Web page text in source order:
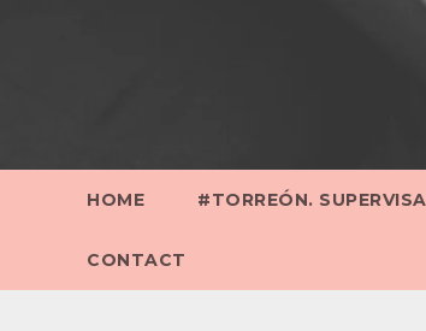
HOME #TORREÓN.
CONTACT